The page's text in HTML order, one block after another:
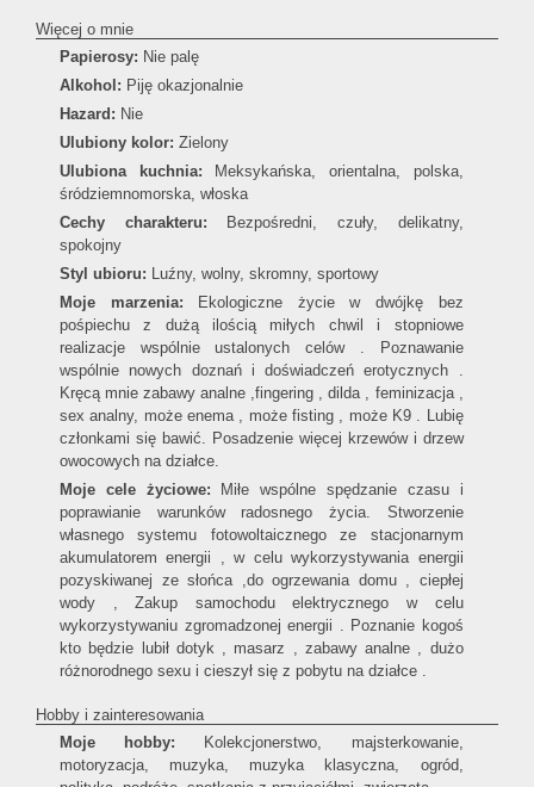
Więcej o mnie
Papierosy: Nie palę
Alkohol: Piję okazjonalnie
Hazard: Nie
Ulubiony kolor: Zielony
Ulubiona kuchnia: Meksykańska, orientalna, polska,
śródziemnomorska, włoska
Cechy charakteru: Bezpośredni, czuły, delikatny,
spokojny
Styl ubioru: Luźny, wolny, skromny, sportowy
Moje marzenia:
Ekologiczne życie w dwójkę bez
pośpiechu z dużą ilością miłych chwil i stopniowe
realizacje wspólnie ustalonych celów . Poznawanie
wspólnie nowych doznań i doświadczeń erotycznych .
Kręcą mnie zabawy analne ,fingering , dilda , feminizacja ,
sex analny, może enema , może fisting , może K9 . Lubię
członkami się bawić. Posadzenie więcej krzewów i drzew
owocowych na działce.
Moje cele życiowe:
Miłe wspólne spędzanie czasu i
poprawianie warunków radosnego życia. Stworzenie
własnego systemu fotowoltaicznego ze stacjonarnym
akumulatorem energii , w celu wykorzystywania energii
pozyskiwanej ze słońca ,do ogrzewania domu , ciepłej
wody , Zakup samochodu elektrycznego w celu
wykorzystywaniu zgromadzonej energii . Poznanie kogoś
kto będzie lubił dotyk , masarz , zabawy analne , dużo
różnorodnego sexu i cieszył się z pobytu na działce .
Hobby i zainteresowania
Moje hobby: Kolekcjonerstwo, majsterkowanie,
motoryzacja, muzyka, muzyka klasyczna, ogród,